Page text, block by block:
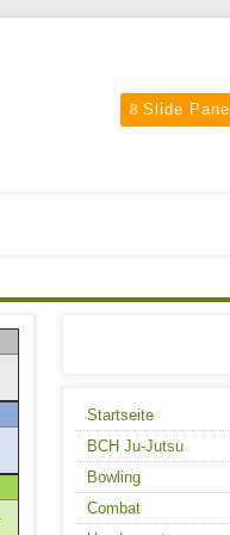
Slide Panel
Startseite
BCH Ju-Jutsu
Bowling
Combat